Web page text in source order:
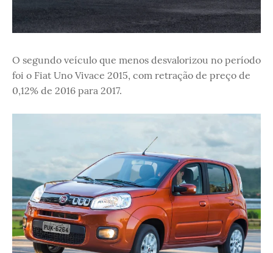
O segundo veículo que menos desvalorizou no período
foi o Fiat Uno Vivace 2015, com retração de preço de
0,12% de 2016 para 2017.